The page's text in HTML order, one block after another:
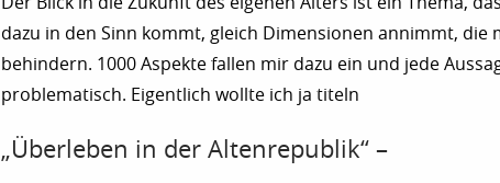
dazu in den Sinn kommt, gleich Dimensionen annimmt, die
behindern. 1000 Aspekte fallen mir dazu ein und jede
problematisch. Eigentlich wollte ich ja titeln
„Überleben in der Altenrepublik“ –